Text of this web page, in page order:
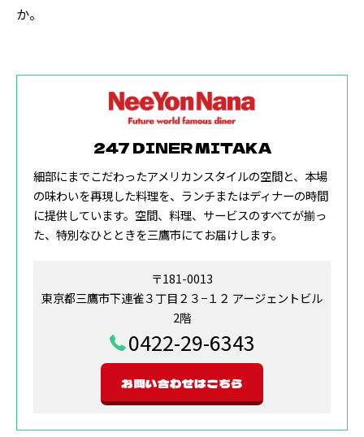
か。
247 DINER MITAKA
細部にまでこだわったアメリカンスタイルの空間と、本場
の味わいを再現した料理を、ランチまたはディナーの時間
に提供しています。空間、料理、サービスのすべてが揃っ
た、特別なひとときを三鷹市にてお届けします。
〒181-0013
東京都三鷹市下連雀３丁目２３−１２ アージェントビル
2階
0422-29-6343
お問い合わせはこちら